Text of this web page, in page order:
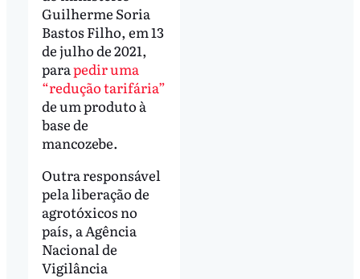
Guilherme Soria
Bastos Filho, em 13
de julho de 2021,
parapedir uma
“redução tarifária”
de um produto à
base de
mancozebe.
Outra responsável
pela liberação de
agrotóxicos no
país, a Agência
Nacional de
Vigilância